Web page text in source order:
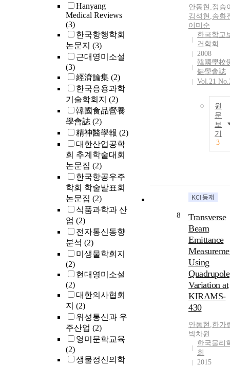
Hanyang
Medical Reviews
(3)
한국항행학회
논문지 (3)
근대영미소설
(3)
經濟論集 (2)
한국응용과학
기술학회지 (2)
韓國食品營養
學會誌 (2)
精神醫學報 (2)
대한산업공학
회 추계학술대회
논문집 (2)
한국항공우주
학회 학술발표회
논문집 (2)
식품과학과 산
업 (2)
전자통신동향
분석 (2)
미생물학회지
(2)
현대영미소설
(2)
대한의사협회
지 (2)
위성통신과 우
주산업 (2)
영미문학교육
(2)
생물정신의학
안동현 ,정승
김석 현 ,송화
이미순
한국학교
건학회
2008
韓國學校
健學會誌
Vol.21
원
문
보
기
3
8
Transverse
Beam
Emittance
Using
Quadrupole
Variation at
KIRAMS-
430
안동현 ,한가
박차원
한국물리
회
2015